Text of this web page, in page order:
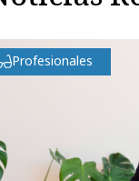
Profesionales